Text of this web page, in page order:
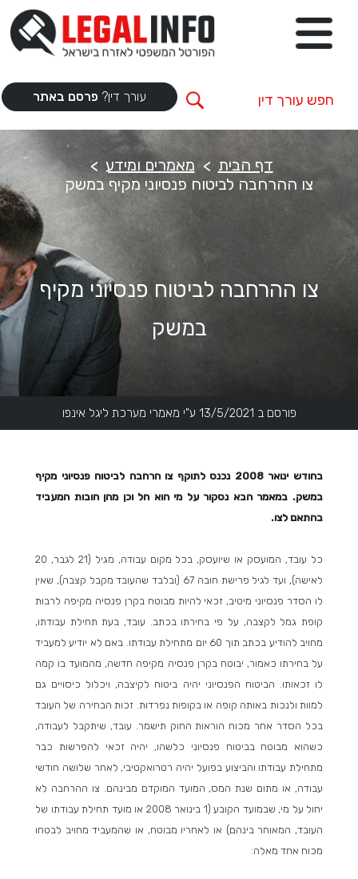
עורך דין? פרסם באתר
דף הבית
מאמרים ומידע
צו ההרחבה לביטוח פנסיוני מקיף במשק
צו ההרחבה לביטוח פנסיוני מקיף
במשק
פורסם ב 13/5/2021 ע"י מאמרי מערכת ליגל אינפו
בחודש ינואר 2008 נכנס לתוקף צו הרחבה לביטוח פנסיוני מקיף
במשק. במאמר הבא נסקור על מי הוא חל וכן מהן חובות המעביד
בהתאם לצו.
כל עובד, המועסק או שיועסק, בכל מקום עבודה, מגיל (21 לגבר, 20
לאישה), ועד לגיל פרישת חובה 67 (ובלבד שהעובד מקבל קצבה), שאין
לו הסדר פנסיוני מיטיב, זכאי להיות מבוטח בקרן פנסיה מקיפה לרבות
קופת גמל לקצבה, על פי בחירתו בכתב. עובד, בעת תחילת עבודתו,
מחויב להודיע בכתב תוך 60 יום מתחילת עבודתו. באם לא יודיע למעביד
על בחירתו כאמור, יבוטח בקרן פנסיה מקיפה חדשה, מהמועד בו קמה
לו זכאותו. הביטוח הפנסיוני יהיה ביטוח לקיצבה, ויכלול כיסויים גם
למוות ולנכות באותה קופה או בקופות נפרדות. זכות הבחירה של העובד
בכל הסדר אחר מכוח הוראות החוק תישמר. עובד, שיתקבל לעבודה,
כשהוא מבוטח בביטוח פנסיוני כלשהו, יהיה זכאי להפרשות כבר
מתחילת עבודתו והביצוע בפועל יהיה רטרואקטיבי, לאחר שלושה חודשי
עבודה, או מתום שנת המס, המועד המוקדם מבינהם. צו ההרחבה לא
יחול על מי, שבמועד הקובע (1 בינואר 2008 או מועד תחילת עבודתו של
העובד, המאוחר בינהם) או לאחריו מבוטח, או שהמעביד מחויב לבטחו
מכוח אחד מאלה: